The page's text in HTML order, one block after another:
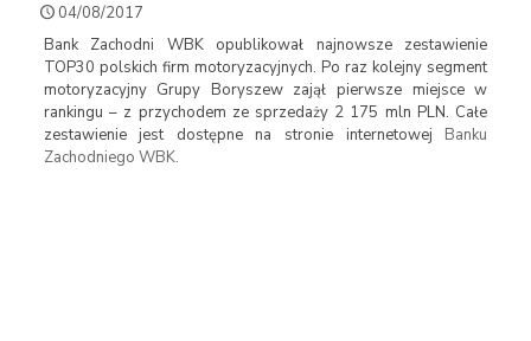
04/08/2017
Bank Zachodni WBK opublikował najnowsze zestawienie
TOP30 polskich firm motoryzacyjnych. Po raz kolejny segment
motoryzacyjny Grupy Boryszew zajął pierwsze miejsce w
rankingu – z przychodem ze sprzedaży 2 175 mln PLN. Całe
zestawienie jest dostępne na stronie internetowej Banku
Zachodniego WBK.